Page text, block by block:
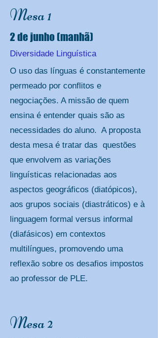
Mesa 1
2 de junho (manhã)
Diversidade Linguística
O uso das línguas é constantemente
permeado por conflitos e
negociações. A missão de quem
ensina é entender quais são as
necessidades do aluno. A proposta
desta mesa é tratar das questões
que envolvem as variações
linguísticas relacionadas aos
aspectos geográficos (diatópicos),
aos grupos sociais (diastráticos) e à
linguagem formal versus informal
(diafásicos) em contextos
multilíngues, promovendo uma
reflexão sobre os desafios impostos
ao professor de PLE.
Mesa 2